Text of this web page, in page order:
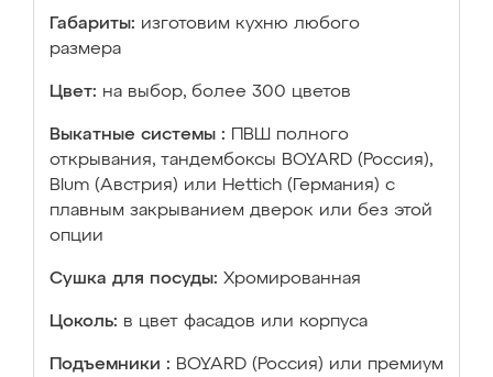
Габариты: изготовим кухню любого
размера
Цвет: на выбор, более 300 цветов
Выкатные системы :
ПВШ полного
открывания, тандембоксы BOYARD (Россия),
Blum (Австрия) или Hettich (Германия) с
плавным закрыванием дверок или без этой
опции
Сушка для посуды: Хромированная
Цоколь: в цвет фасадов или корпуса
Подъемники : BOYARD (Россия) или премиум